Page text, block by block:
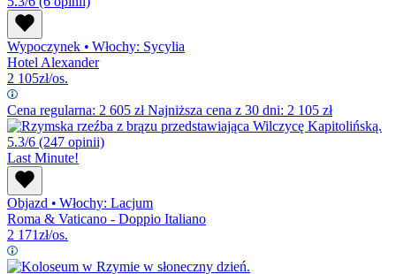
Wypoczynek • Włochy: Sycylia
Hotel Alexander
2 105zł/os.
Cena regularna: 2 605 złNajniższa cena z 30 dni: 2 105 zł
5.3/6 (247 opinii)
Last Minute!
Objazd • Włochy: Lacjum
Roma & Vaticano - Doppio Italiano
2 171zł/os.